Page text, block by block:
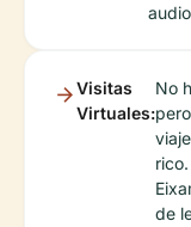
Visitas
Virtuales:
No
de